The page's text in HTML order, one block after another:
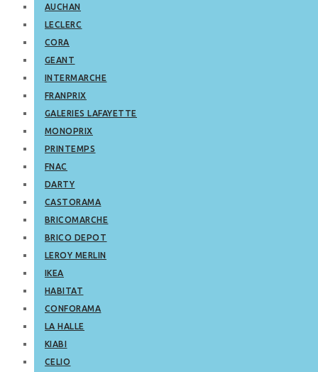
AUCHAN
LECLERC
CORA
GEANT
INTERMARCHE
FRANPRIX
GALERIES LAFAYETTE
MONOPRIX
PRINTEMPS
FNAC
DARTY
CASTORAMA
BRICOMARCHE
BRICO DEPOT
LEROY MERLIN
IKEA
HABITAT
CONFORAMA
LA HALLE
KIABI
CELIO